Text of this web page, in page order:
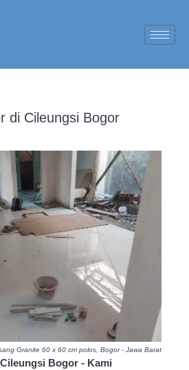
di Cileungsi Bogor
Granite 60 x 60 cm polos, Bogor - Jawa Barat
Bogor - Kami